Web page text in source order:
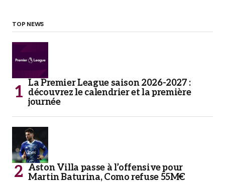
TOP NEWS
La Premier League saison 2026-2027 :
découvrez le calendrier et la première
journée
Aston Villa passe à l’offensive pour
Martin Baturina, Como refuse 55M€